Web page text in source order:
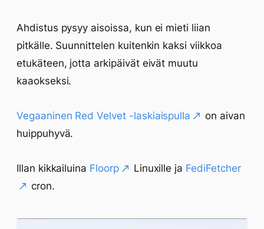
Ahdistus pysyy aisoissa, kun ei mieti liian
pitkälle. Suunnittelen kuitenkin kaksi viikkoa
etukäteen, jotta arkipäivät eivät muutu
kaaokseksi.
Vegaaninen Red Velvet -laskiaispulla
on aivan
huippuhyvä.
Illan kikkailuina Floorp Linuxille ja FediFetcher
cron.